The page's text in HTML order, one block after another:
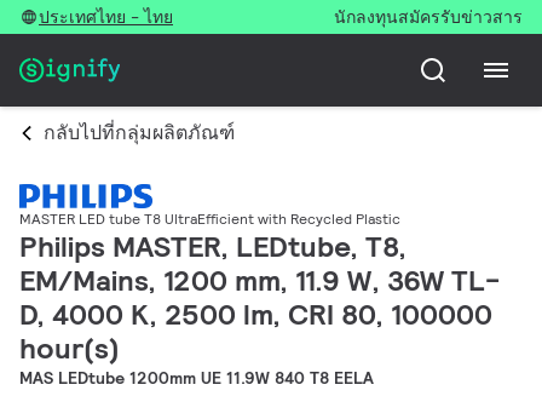
ประเทศไทย - ไทย นักลงทุนสมัครรับข่าวสาร
กลับไปที่กลุ่มผลิตภัณฑ์
MASTER LED tube T8 UltraEfficient with Recycled Plastic
Philips MASTER, LEDtube, T8,
EM/Mains, 1200 mm, 11.9 W, 36W TL-
D, 4000 K, 2500 lm, CRI 80, 100000
hour(s)
MAS LEDtube 1200mm UE 11.9W 840 T8 EELA